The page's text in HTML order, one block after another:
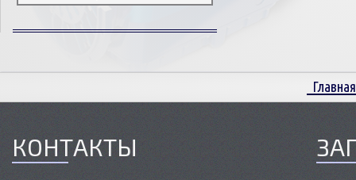
Корпусные детали
Пружины и болты
Втулки
Главная
КОНТАКТЫ